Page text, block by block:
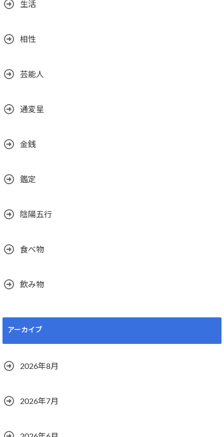
生活
相性
芸能人
通変星
金銭
鑑定
陰陽五行
食べ物
飲み物
アーカイブ
2026年8月
2026年7月